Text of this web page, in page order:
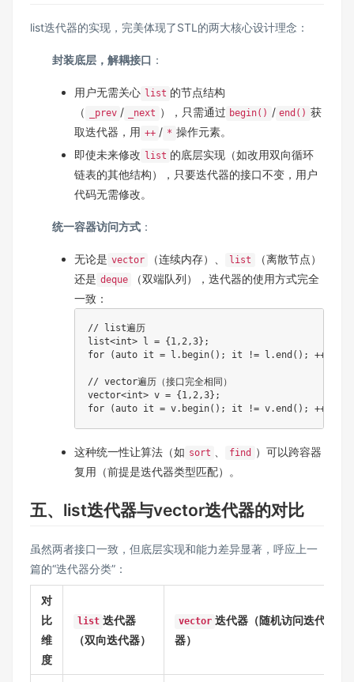
list迭代器的实现，完美体现了STL的两大核心设计理念：
封装底层，解耦接口 ：
用户无需关心 list 的节点结构
（
_prev / _next ），只需通过 begin() / end() 获
取迭代器，用 ++ / * 操作元素。
即使未来修改 list 的底层实现（如改用双向循环
链表的其他结构），只要迭代器的接口不变，用户
代码无需修改。
统一容器访问方式 ：
无论是 vector （连续内存）、 list
（离散节点）
还是 deque
（双端队列），迭代器的使用方式完全
一致：
// list遍历
list<int> l = { 1, 2,3} ;
for
(auto it = l . begin( ) ; it != l .end ( ) ; ++
// vector遍历（接口完全相同）
vector<int> v = { 1, 2,3} ;
for
(auto it = v. begin( ) ; it != v.end ( ) ; ++
这种统一性让算法（如 sort find
）可以跨容器
复用（前提是迭代器类型匹配）。
五、list迭代器与vector迭代器的对比
虽然两者接口一致，但底层实现和能力差异显著，呼应上一
篇的“迭代器分类”：
对
比
维
度
list 迭代器
（双向迭代器）
vector 迭代器（随机访问迭代
器）